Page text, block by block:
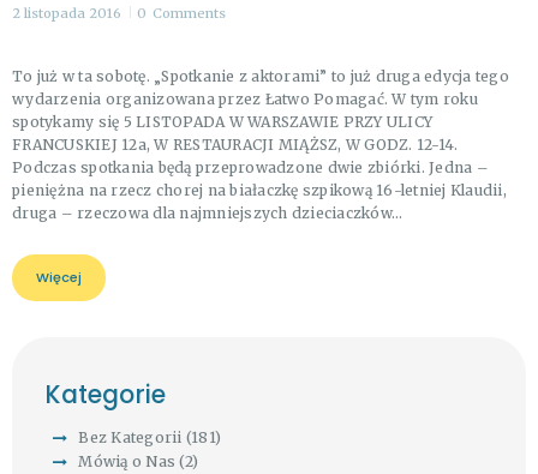
2 listopada 2016 0 Comments
To już w ta sobotę. „Spotkanie z aktorami” to już druga edycja tego
wydarzenia organizowana przez Łatwo Pomagać. W tym roku
spotykamy się 5 LISTOPADA W WARSZAWIE PRZY ULICY
FRANCUSKIEJ 12a, W RESTAURACJI MIĄŻSZ, W GODZ. 12-14.
Podczas spotkania będą przeprowadzone dwie zbiórki. Jedna –
pieniężna na rzecz chorej na białaczkę szpikową 16-letniej Klaudii,
druga – rzeczowa dla najmniejszych dzieciaczków…
Więcej
Kategorie
Bez Kategorii (181)
Mówią o Nas (2)